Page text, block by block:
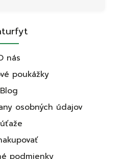
nás
poukážky
Blog
osobných údajov
podmienky